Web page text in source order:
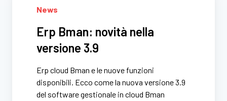
News
Erp Bman: novità nella
versione 3.9
Erp cloud Bman e le nuove funzioni
disponibili. Ecco come la nuova versione 3.9
del software gestionale in cloud Bman